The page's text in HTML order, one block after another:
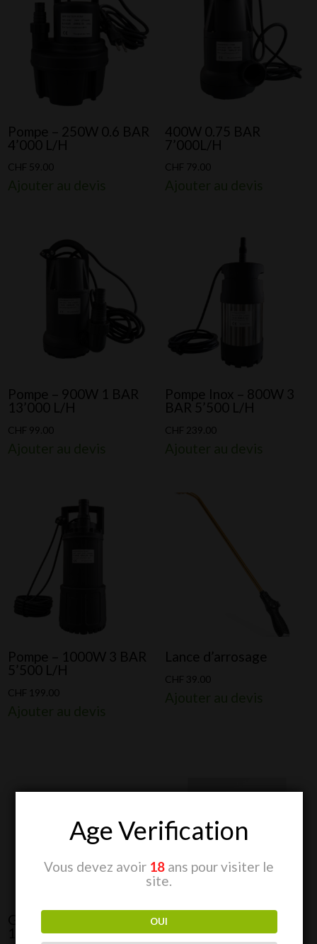
Pompe – 250W 0.6 BAR
4’000 L/H
CHF 59.00
400W 0.75 BAR
7’000L/H
CHF 79.00
Pompe – 900W 1 BAR
13’000 L/H
CHF 99.00
Pompe Inox – 800W 3
BAR 5’500 L/H
CHF 239.00
Pompe – 1000W 3 BAR
5’500 L/H
CHF 199.00
Lance d’arrosage
CHF 39.00
GrowTool – Grow Rack
1.2 / 25
Age Verification
Vous devez avoir 18 ans pour visiter le
site.
OUI